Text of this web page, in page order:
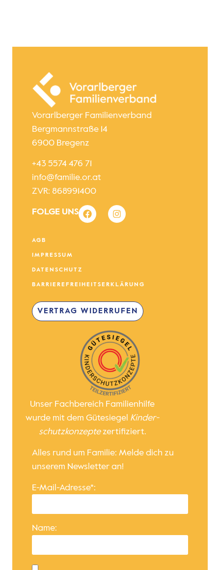
Vorarlberger Familienverband
Bergmannstraße 14
6900 Bregenz
+43 5574 476 71
info@familie.or.at
ZVR: 868991400
FOLGE UNS
AGB
IMPRESSUM
DATENSCHUTZ
BARRIEREFREIHEITSERKLÄRUNG
VERTRAG WIDERRUFEN
Unser Fachbereich Familienhilfe
wurde mit dem Gütesiegel Kinder­
schutz­konzeptezertifiziert.
Alles rund um Familie: Melde dich zu
unserem Newsletter an!
E-Mail-Adresse*:
Name: